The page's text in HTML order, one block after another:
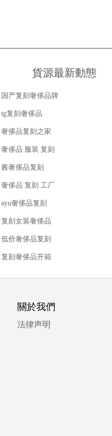
貨源最新動態
国产复刻奢侈品牌
tg复刻奢侈品
奢侈品复刻之家
奢侈品 服装 复刻
酱奢侈品复刻
奢侈品 复刻 工厂
ayu奢侈品复刻
复刻女装奢侈品
低价奢侈品复刻
复刻奢侈品开箱
關於我們
法律声明